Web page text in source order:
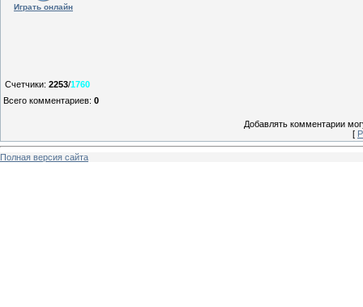
Играть онлайн
Счетчики: 2253/1760
Всего комментариев: 0
Добавлять комментарии
[
Полная версия сайта